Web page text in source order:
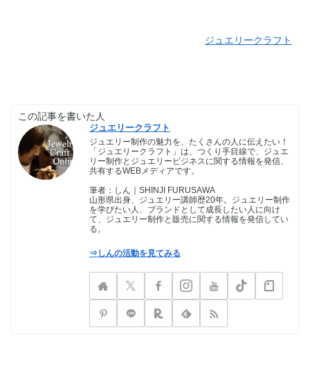
ジュエリークラフト
この記事を書いた人
ジュエリークラフト
ジュエリー制作の魅力を、たくさんの人に伝えたい！
「ジュエリークラフト」は、つくり手目線で、ジュエ
リー制作とジュエリービジネスに関する情報を発信、
共有するWEBメディアです。
筆者：しん｜SHINJI FURUSAWA
山形県出身、ジュエリー講師歴20年。ジュエリー制作
を学びたい人、ブランドとして成長したい人に向け
て、ジュエリー制作と販売に関する情報を発信してい
る。
⇒しんの活動を見てみる